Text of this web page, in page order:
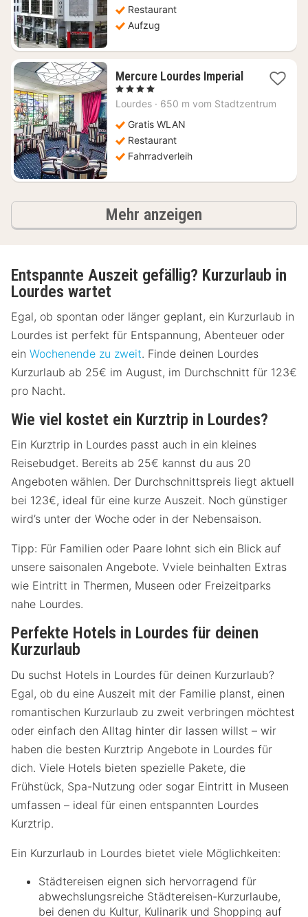
Restaurant
Aufzug
Mercure Lourdes Imperial
1
Nacht
88,66
€
, 4 Sterne
Lourdes · 650 m vom Stadtzentrum
Gratis WLAN
Restaurant
Fahrradverleih
Mehr anzeigen
Entspannte Auszeit gefällig? Kurzurlaub in
Lourdes wartet
Egal, ob spontan oder länger geplant, ein Kurzurlaub in
Lourdes ist perfekt für Entspannung, Abenteuer oder
ein Wochenende zu zweit. Finde deinen Lourdes
Kurzurlaub ab 25€ im August, im Durchschnitt für 123€
pro Nacht.
Wie viel kostet ein Kurztrip in Lourdes?
Ein Kurztrip in Lourdes passt auch in ein kleines
Reisebudget. Bereits ab 25€ kannst du aus 20
Angeboten wählen. Der Durchschnittspreis liegt aktuell
bei 123€, ideal für eine kurze Auszeit. Noch günstiger
wird’s unter der Woche oder in der Nebensaison.
Tipp: Für Familien oder Paare lohnt sich ein Blick auf
unsere saisonalen Angebote. Vviele beinhalten Extras
wie Eintritt in Thermen, Museen oder Freizeitparks
nahe Lourdes.
Perfekte Hotels in Lourdes für deinen
Kurzurlaub
Du suchst Hotels in Lourdes für deinen Kurzurlaub?
Egal, ob du eine Auszeit mit der Familie planst, einen
romantischen Kurzurlaub zu zweit verbringen möchtest
oder einfach den Alltag hinter dir lassen willst – wir
haben die besten Kurztrip Angebote in Lourdes für
dich. Viele Hotels bieten spezielle Pakete, die
Frühstück, Spa-Nutzung oder sogar Eintritt in Museen
umfassen – ideal für einen entspannten Lourdes
Kurztrip.
Ein Kurzurlaub in Lourdes bietet viele Möglichkeiten:
Städtereisen eignen sich hervorragend für
abwechslungsreiche Städtereisen-Kurzurlaube,
bei denen du Kultur, Kulinarik und Shopping auf